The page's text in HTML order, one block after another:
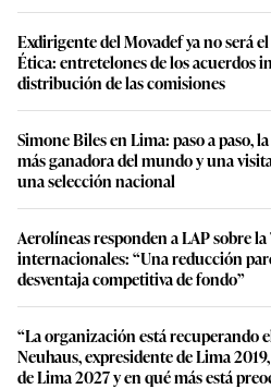
Exdirigente del Movadef ya no será
Ética: entretelones de los acuerdos
distribución de las comisiones
Simone Biles en Lima: paso a paso,
más ganadora del mundo y una
una selección nacional
Aerolíneas responden a LAP sobre la
internacionales: “Una reducción
desventaja competitiva de fondo”
“La organización está recuperando
Neuhaus, expresidente de Lima
de Lima 2027 y en qué más está